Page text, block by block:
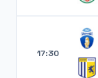
17:30